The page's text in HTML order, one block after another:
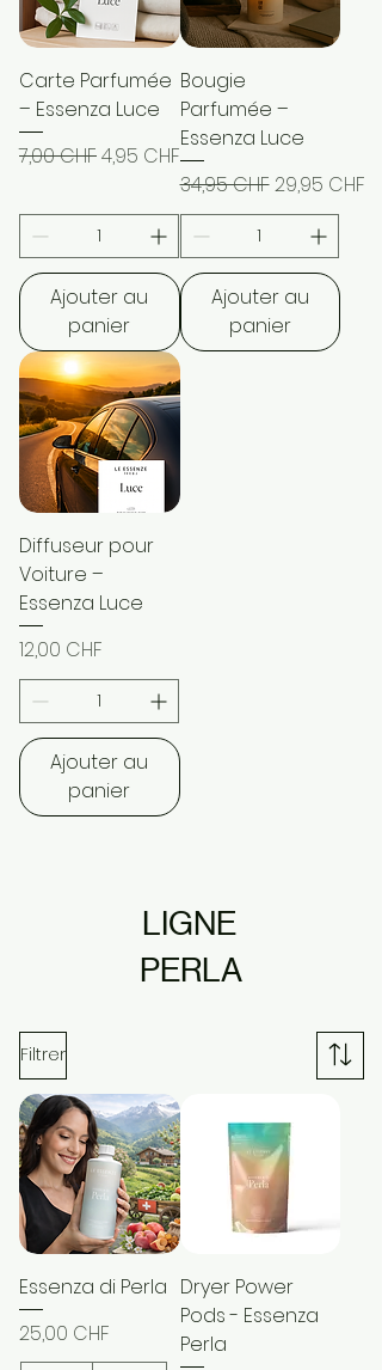
Carte Parfumée
– Essenza Luce
Prix original
7,00 CHFPrix promotionnel
4,95 CHF
Ajouter au
panier
Bougie
Parfumée –
Essenza Luce
Prix original
34,95 CHFPrix
29,95 CHF
Ajouter au
panier
Diffuseur pour
Voiture –
Essenza Luce
Prix
12,00 CHF
Ajouter au
panier
LIGNE
PERLA
Filtrer
Essenza di Perla
Prix
25,00 CHF
Dryer Power
Pods - Essenza
Perla